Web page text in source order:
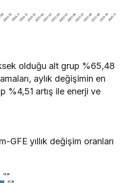
olduğu alt grup %65,48
aylık değişimin en
%4,51 artış ile enerji ve
GFE yıllık değişim oranları